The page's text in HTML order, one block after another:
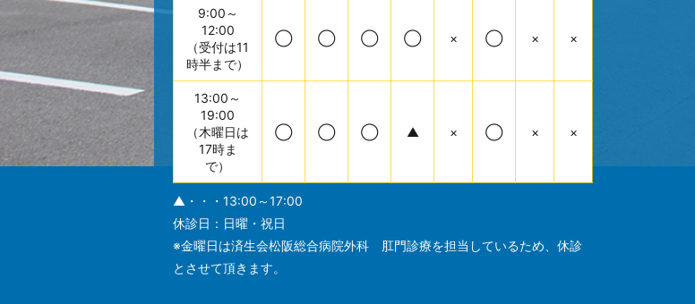
9:00～
12:00
（受付は11
時半まで）
◯ ◯ ◯ ◯ × ◯ × ×
13:00～
19:00
（木曜日は
17時ま
で）
◯ ◯ ◯ ▲ × ◯ × ×
▲・・・13:00～17:00
休診日：日曜・祝日
※金曜日は済生会松阪総合病院外科 肛門診療を担当しているため、休診
とさせて頂きます。